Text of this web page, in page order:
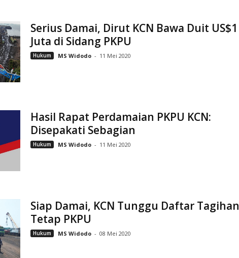
Serius Damai, Dirut KCN Bawa Duit US$1
Juta di Sidang PKPU
Hukum MS Widodo - 11 Mei 2020
Hasil Rapat Perdamaian PKPU KCN:
Disepakati Sebagian
Hukum MS Widodo - 11 Mei 2020
Siap Damai, KCN Tunggu Daftar Tagihan
Tetap PKPU
Hukum MS Widodo - 08 Mei 2020